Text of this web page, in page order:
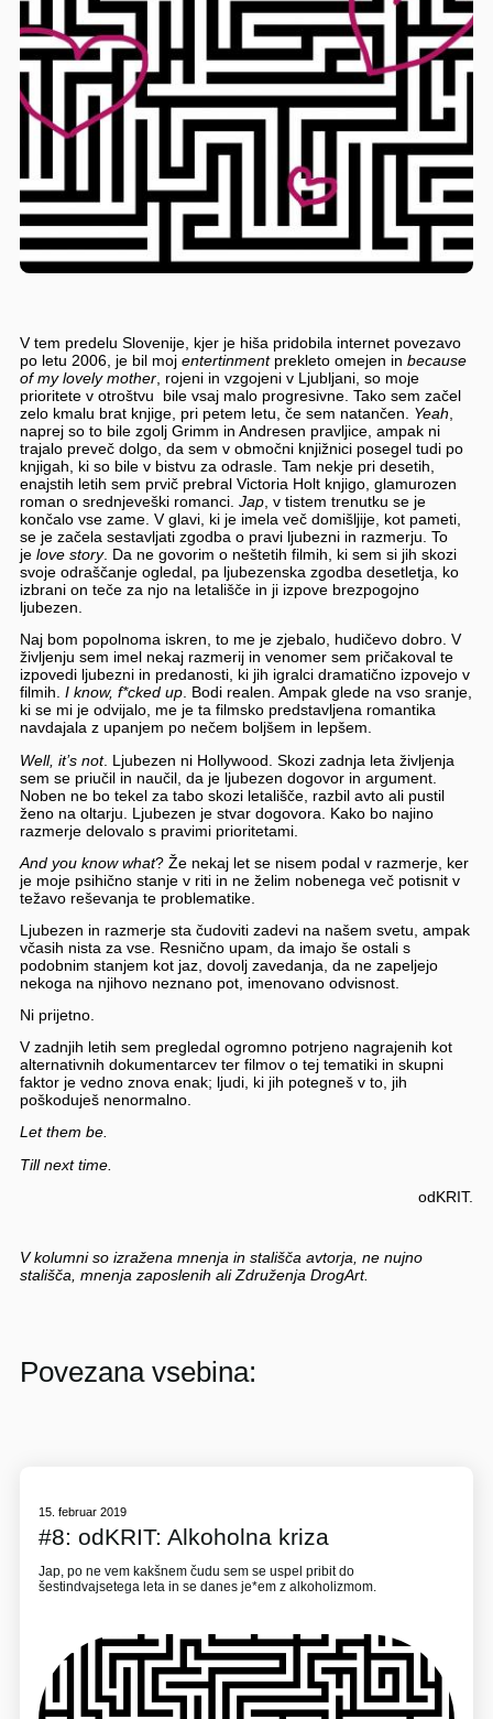
V tem predelu Slovenije, kjer je hiša pridobila internet povezavo
po letu 2006, je bil moj entertinmentprekleto omejen in because
of my lovely mother, rojeni in vzgojeni v Ljubljani, so moje
prioritete v otroštvu bile vsaj malo progresivne. Tako sem začel
zelo kmalu brat knjige, pri petem letu, če sem natančen. Yeah
naprej so to bile zgolj Grimm in Andresen pravljice, ampak ni
trajalo preveč dolgo, da sem v območni knjižnici posegel tudi po
knjigah, ki so bile v bistvu za odrasle. Tam nekje pri desetih,
enajstih letih sem prvič prebral Victoria Holt knjigo, glamurozen
roman o srednjeveški romanci. Jap, v tistem trenutku se je
končalo vse zame. V glavi, ki je imela več domišljije, kot pameti,
se je začela sestavljati zgodba o pravi ljubezni in razmerju. To
je love story. Da ne govorim o neštetih filmih, ki sem si jih skozi
svoje odraščanje ogledal, pa ljubezenska zgodba desetletja, ko
izbrani on teče za njo na letališče in ji izpove brezpogojno
ljubezen.
Naj bom popolnoma iskren, to me je zjebalo, hudičevo dobro. V
življenju sem imel nekaj razmerij in venomer sem pričakoval te
izpovedi ljubezni in predanosti, ki jih igralci dramatično izpovejo v
filmih. I know, f*cked up. Bodi realen. Ampak glede na vso sranje,
ki se mi je odvijalo, me je ta filmsko predstavljena romantika
navdajala z upanjem po nečem boljšem in lepšem.
Well, it’s not. Ljubezen ni Hollywood. Skozi zadnja leta življenja
sem se priučil in naučil, da je ljubezen dogovor in argument.
Noben ne bo tekel za tabo skozi letališče, razbil avto ali pustil
ženo na oltarju. Ljubezen je stvar dogovora. Kako bo najino
razmerje delovalo s pravimi prioritetami.
And you know what? Že nekaj let se nisem podal v razmerje, ker
je moje psihično stanje v riti in ne želim nobenega več potisnit v
težavo reševanja te problematike.
Ljubezen in razmerje sta čudoviti zadevi na našem svetu, ampak
včasih nista za vse. Resnično upam, da imajo še ostali s
podobnim stanjem kot jaz, dovolj zavedanja, da ne zapeljejo
nekoga na njihovo neznano pot, imenovano odvisnost.
Ni prijetno.
V zadnjih letih sem pregledal ogromno potrjeno nagrajenih kot
alternativnih dokumentarcev ter filmov o tej tematiki in skupni
faktor je vedno znova enak; ljudi, ki jih potegneš v to, jih
poškoduješ nenormalno.
Let them be.
Till next time.
odKRIT.
V kolumni so izražena mnenja in stališča avtorja, ne nujno
stališča, mnenja zaposlenih ali Združenja DrogArt.
Povezana vsebina:
15. februar 2019
#8: odKRIT: Alkoholna kriza
Jap, po ne vem kakšnem čudu sem se uspel pribit do
šestindvajsetega leta in se danes je*em z alkoholizmom.